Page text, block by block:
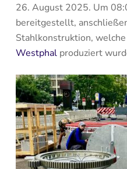
26. August 2025. Um
bereitgestellt,
Stahlkonstruktion,
Westphalproduziert